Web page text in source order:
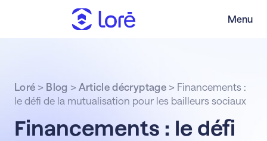
Menu
Financements : le défi
Loré > Blog > Article décryptage> Financements :
le défi de la mutualisation pour les bailleurs sociaux